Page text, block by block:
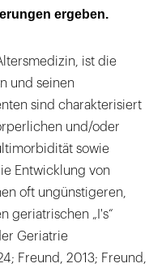
ergeben.
ist die
und seinen
sind charakterisiert
und/oder
sowie
Entwicklung von
oft ungünstigeren,
geriatrischen „I's“
Geriatrie
Freund, 2013; Freund,